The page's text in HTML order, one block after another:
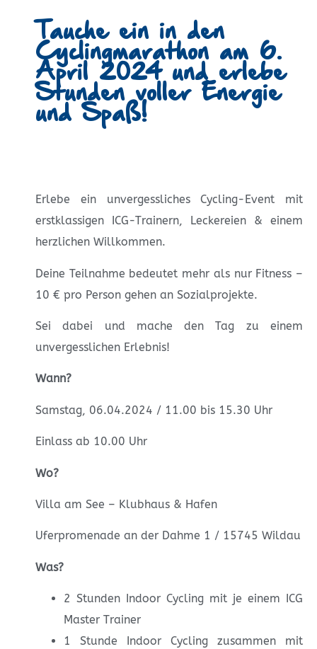
Tauche ein in den
Cyclingmarathon am 6.
April 2024 und erlebe
Stunden voller Energie
und Spaß!
Erlebe ein unvergessliches Cycling-Event mit
erstklassigen ICG-Trainern, Leckereien & einem
herzlichen Willkommen.
Deine Teilnahme bedeutet mehr als nur Fitness –
10 € pro Person gehen an Sozialprojekte.
Sei dabei und mache den Tag zu einem
unvergesslichen Erlebnis!
Wann?
Samstag, 06.04.2024 / 11.00 bis 15.30 Uhr
Einlass ab 10.00 Uhr
Wo?
Villa am See – Klubhaus & Hafen
Uferpromenade an der Dahme 1 / 15745 Wildau
Was?
2 Stunden Indoor Cycling mit je einem ICG
Master Trainer
1 Stunde Indoor Cycling zusammen mit